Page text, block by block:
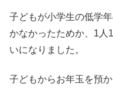
子どもが小学生の低学
かなかったためか、1人
いになりました。
子どもからお年玉を預